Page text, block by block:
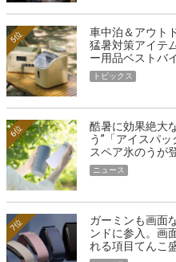
車中泊＆アウト
猛暑対策アイテ
ー用品ベストバイ
5位
トピックス
酷暑に効果絶大
う”「アイスパ
スペア氷のうが
6位
ニュース
ガーミンも画面
ンドに参入。画
れる項目てんこ
7位